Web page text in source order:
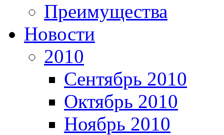
Преимущества
Новости
2010
Сентябрь 2010
Октябрь 2010
Ноябрь 2010